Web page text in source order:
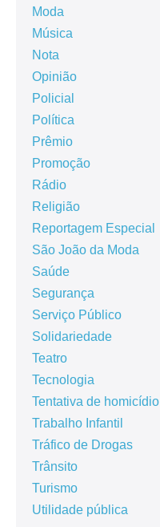
Moda
Música
Nota
Opinião
Policial
Política
Prêmio
Promoção
Rádio
Religião
Reportagem Especial
São João da Moda
Saúde
Segurança
Serviço Público
Solidariedade
Teatro
Tecnologia
Tentativa de homicídio
Trabalho Infantil
Tráfico de Drogas
Trânsito
Turismo
Utilidade pública